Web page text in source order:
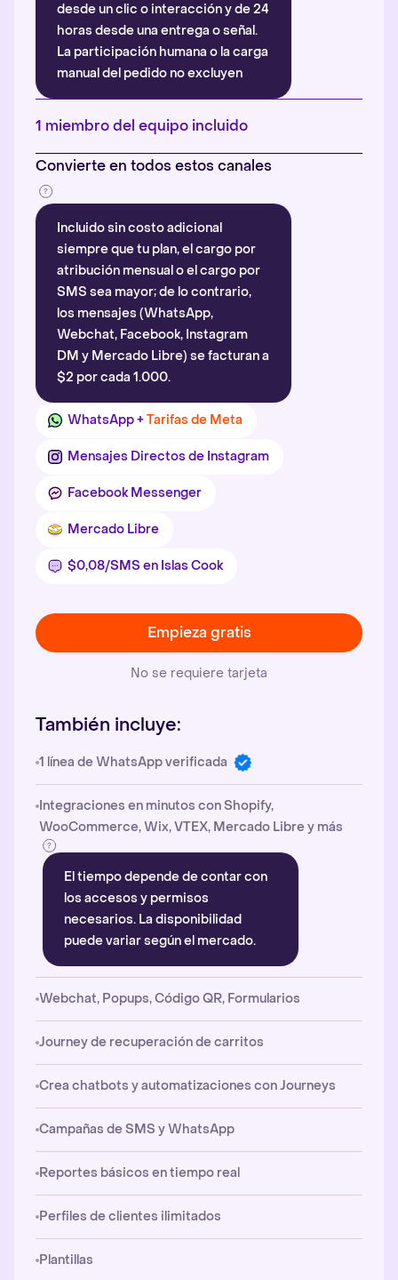
desde un clic o interacción y de 24
horas desde una entrega o señal.
La participación humana o la carga
manual del pedido no excluyen
automáticamente la atribución.
Más información
1 miembro del equipo incluido
Convierte en todos estos canales
Incluido sin costo adicional
siempre que tu plan, el cargo por
atribución mensual o el cargo por
SMS sea mayor; de lo contrario,
los mensajes (WhatsApp,
Webchat, Facebook, Instagram
DM y Mercado Libre) se facturan a
$2 por cada 1.000.
WhatsApp +Tarifas de Meta
Mensajes Directos de Instagram
Facebook Messenger
Mercado Libre
$0,08/SMS en Islas Cook
Empieza gratis
No se requiere tarjeta
También incluye:
1 línea de WhatsApp verificada
Integraciones en minutos con Shopify,
WooCommerce, Wix, VTEX, Mercado Libre y más
El tiempo depende de contar con
los accesos y permisos
necesarios. La disponibilidad
puede variar según el mercado.
Webchat, Popups, Código QR, Formularios
Journey de recuperación de carritos
Crea chatbots y automatizaciones con Journeys
Campañas de SMS y WhatsApp
Reportes básicos en tiempo real
Perfiles de clientes ilimitados
Plantillas